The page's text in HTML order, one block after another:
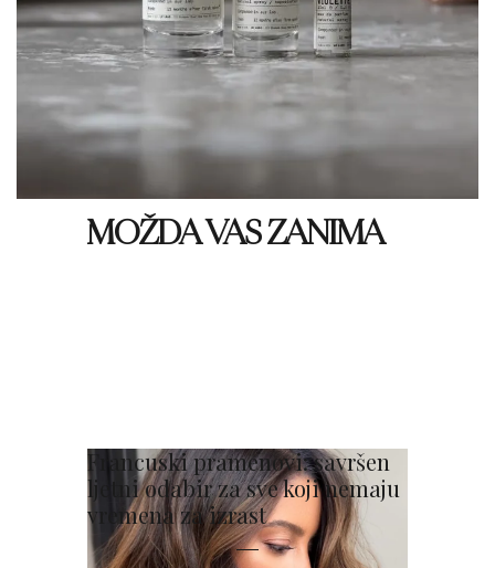
MOŽDA VAS ZANIMA
Francuski pramenovi: savršen
ljetni odabir za sve koji nemaju
vremena za izrast